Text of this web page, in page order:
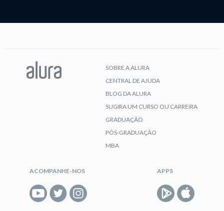
SOBRE A ALURA
CENTRAL DE AJUDA
BLOG DA ALURA
SUGIRA UM CURSO OU CARREIRA
GRADUAÇÃO
PÓS-GRADUAÇÃO
MBA
ACOMPANHE-NOS APPS